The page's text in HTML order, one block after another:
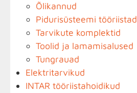
Õlikannud
Pidurisüsteemi tööriistad
Tarvikute komplektid
Toolid ja lamamisalused
Tungrauad
Elektritarvikud
INTAR tööriistahoidikud